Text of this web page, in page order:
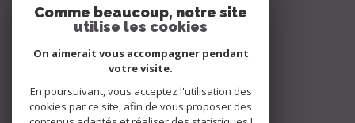
contact@australimmobilier.fr
73000
Nous suivre sur
Comme beaucoup, notre site
utilise les cookies
On aimerait vous accompagner pendant
votre visite.
En poursuivant, vous acceptez l'utilisation des
cookies par ce site, afin de vous proposer des